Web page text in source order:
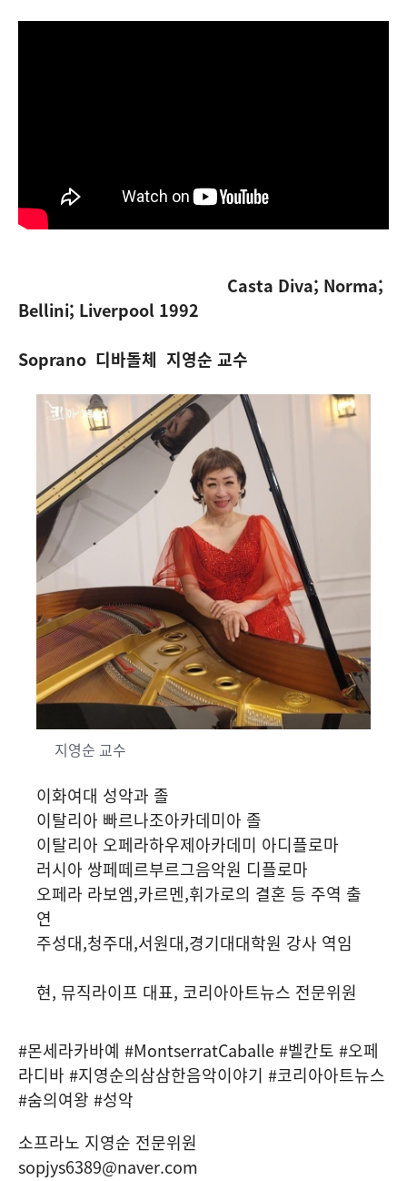
Casta Diva; Norma;
Bellini; Liverpool 1992
Soprano 디바돌체 지영순 교수
지영순 교수
이화여대 성악과 졸
이탈리아 빠르나조아카데미아 졸
이탈리아 오페라하우제아카데미 아디플로마
러시아 쌍페떼르부르그음악원 디플로마
오페라 라보엠,카르멘,휘가로의 결혼 등 주역 출
연
주성대,청주대,서원대,경기대대학원 강사 역임
현, 뮤직라이프 대표, 코리아아트뉴스 전문위원
#몬세라카바예 #MontserratCaballe #벨칸토 #오페
라디바 #지영순의삼삼한음악이야기 #코리아아트뉴스
#숨의여왕 #성악
소프라노 지영순 전문위원
sopjys6389@naver.com